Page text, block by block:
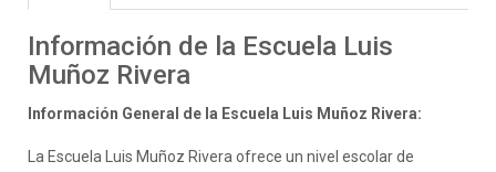
Información de la Escuela Luis
Muñoz Rivera
Información General de la Escuela Luis Muñoz Rivera:
La Escuela Luis Muñoz Rivera ofrece un nivel escolar de